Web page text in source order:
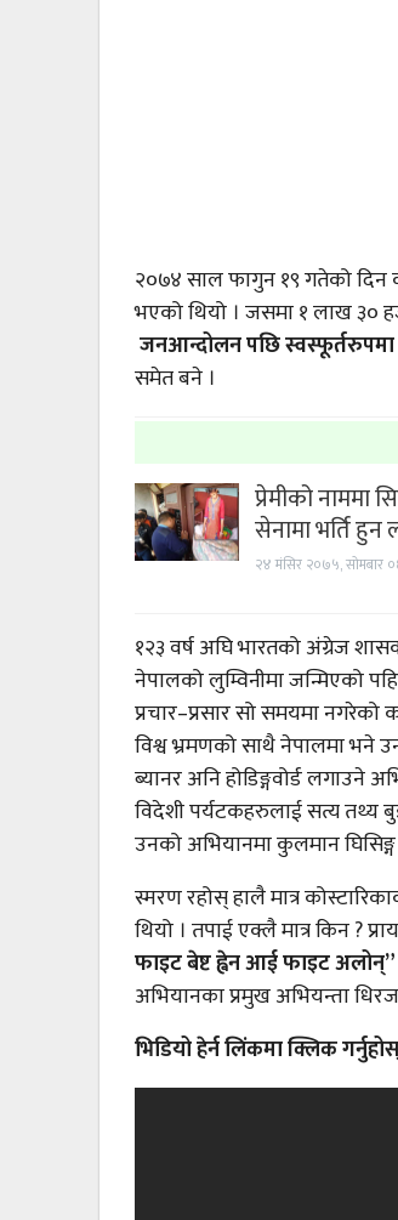
२०७४ साल फागुन १९ गतेको दिन
भएको थियो । जसमा १ लाख ३०
जनआन्दोलन पछि स्वस्फूर्तरुपमा
समेत बने ।
प्रेमीको नाममा
सेनामा भर्ति
२४ मंसिर २०७५, सोमबार
१२३ वर्ष अघि भारतको अंग्रेज
नेपालको लुम्विनीमा जन्मिएको
प्रचार–प्रसार सो समयमा
विश्व भ्रमणको साथै नेपालमा भने
ब्यानर अनि होडिङ्गवोर्ड लगाउने
विदेशी पर्यटकहरुलाई सत्य तथ्य
उनको अभियानमा कुलमान घिसिङ्ग
स्मरण रहोस् हालै मात्र
थियो । तपाई एक्लै मात्र किन ?
फाइट बेष्ट ह्वेन आई फाइट अलोन्”
अभियानका प्रमुख अभियन्ता
भिडियो हेर्न लिंकमा क्लिक